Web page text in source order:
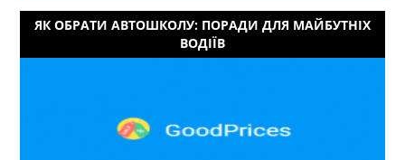
ЯК ОБРАТИ АВТОШКОЛУ: ПОРАДИ ДЛЯ МАЙБУТНІХ
ВОДІЇВ